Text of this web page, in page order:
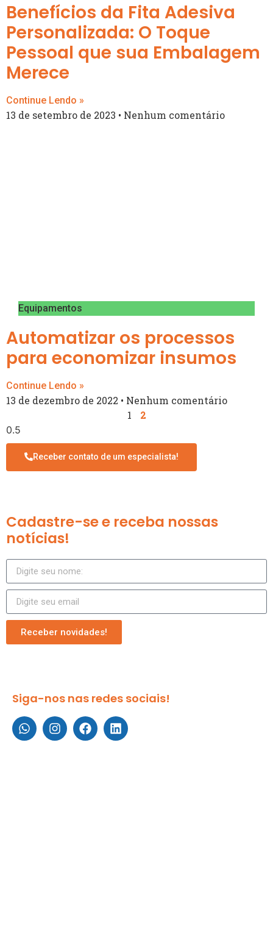
Benefícios da Fita Adesiva
Personalizada: O Toque
Pessoal que sua Embalagem
Merece
Continue Lendo »
13 de setembro de 2023 Nenhum comentário
Equipamentos
Automatizar os processos
para economizar insumos
Continue Lendo »
13 de dezembro de 2022
Nenhum comentário
1
2
Receber contato de um especialista!
Cadastre-se e receba nossas
notícias!
Receber novidades!
Siga-nos nas redes sociais!